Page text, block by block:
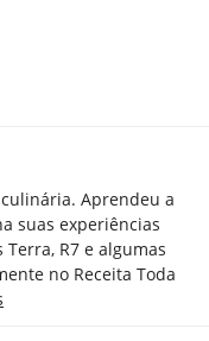
Aprendeu a
suas experiências
R7 e algumas
no Receita Toda